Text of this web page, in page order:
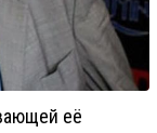
её